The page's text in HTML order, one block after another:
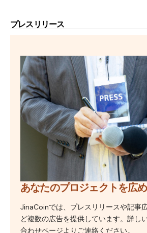
プレスリリース
あなたのプロジェクトを広
JinaCoinでは、プレスリリースや記事
ど複数の広告を提供しています。詳し
合わせページよりご連絡ください。